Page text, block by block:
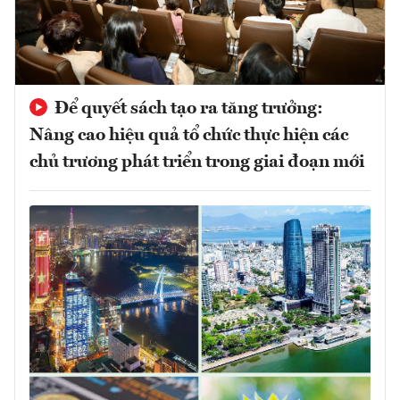
Để quyết sách tạo ra tăng trưởng:
Nâng cao hiệu quả tổ chức thực hiện các
chủ trương phát triển trong giai đoạn mới